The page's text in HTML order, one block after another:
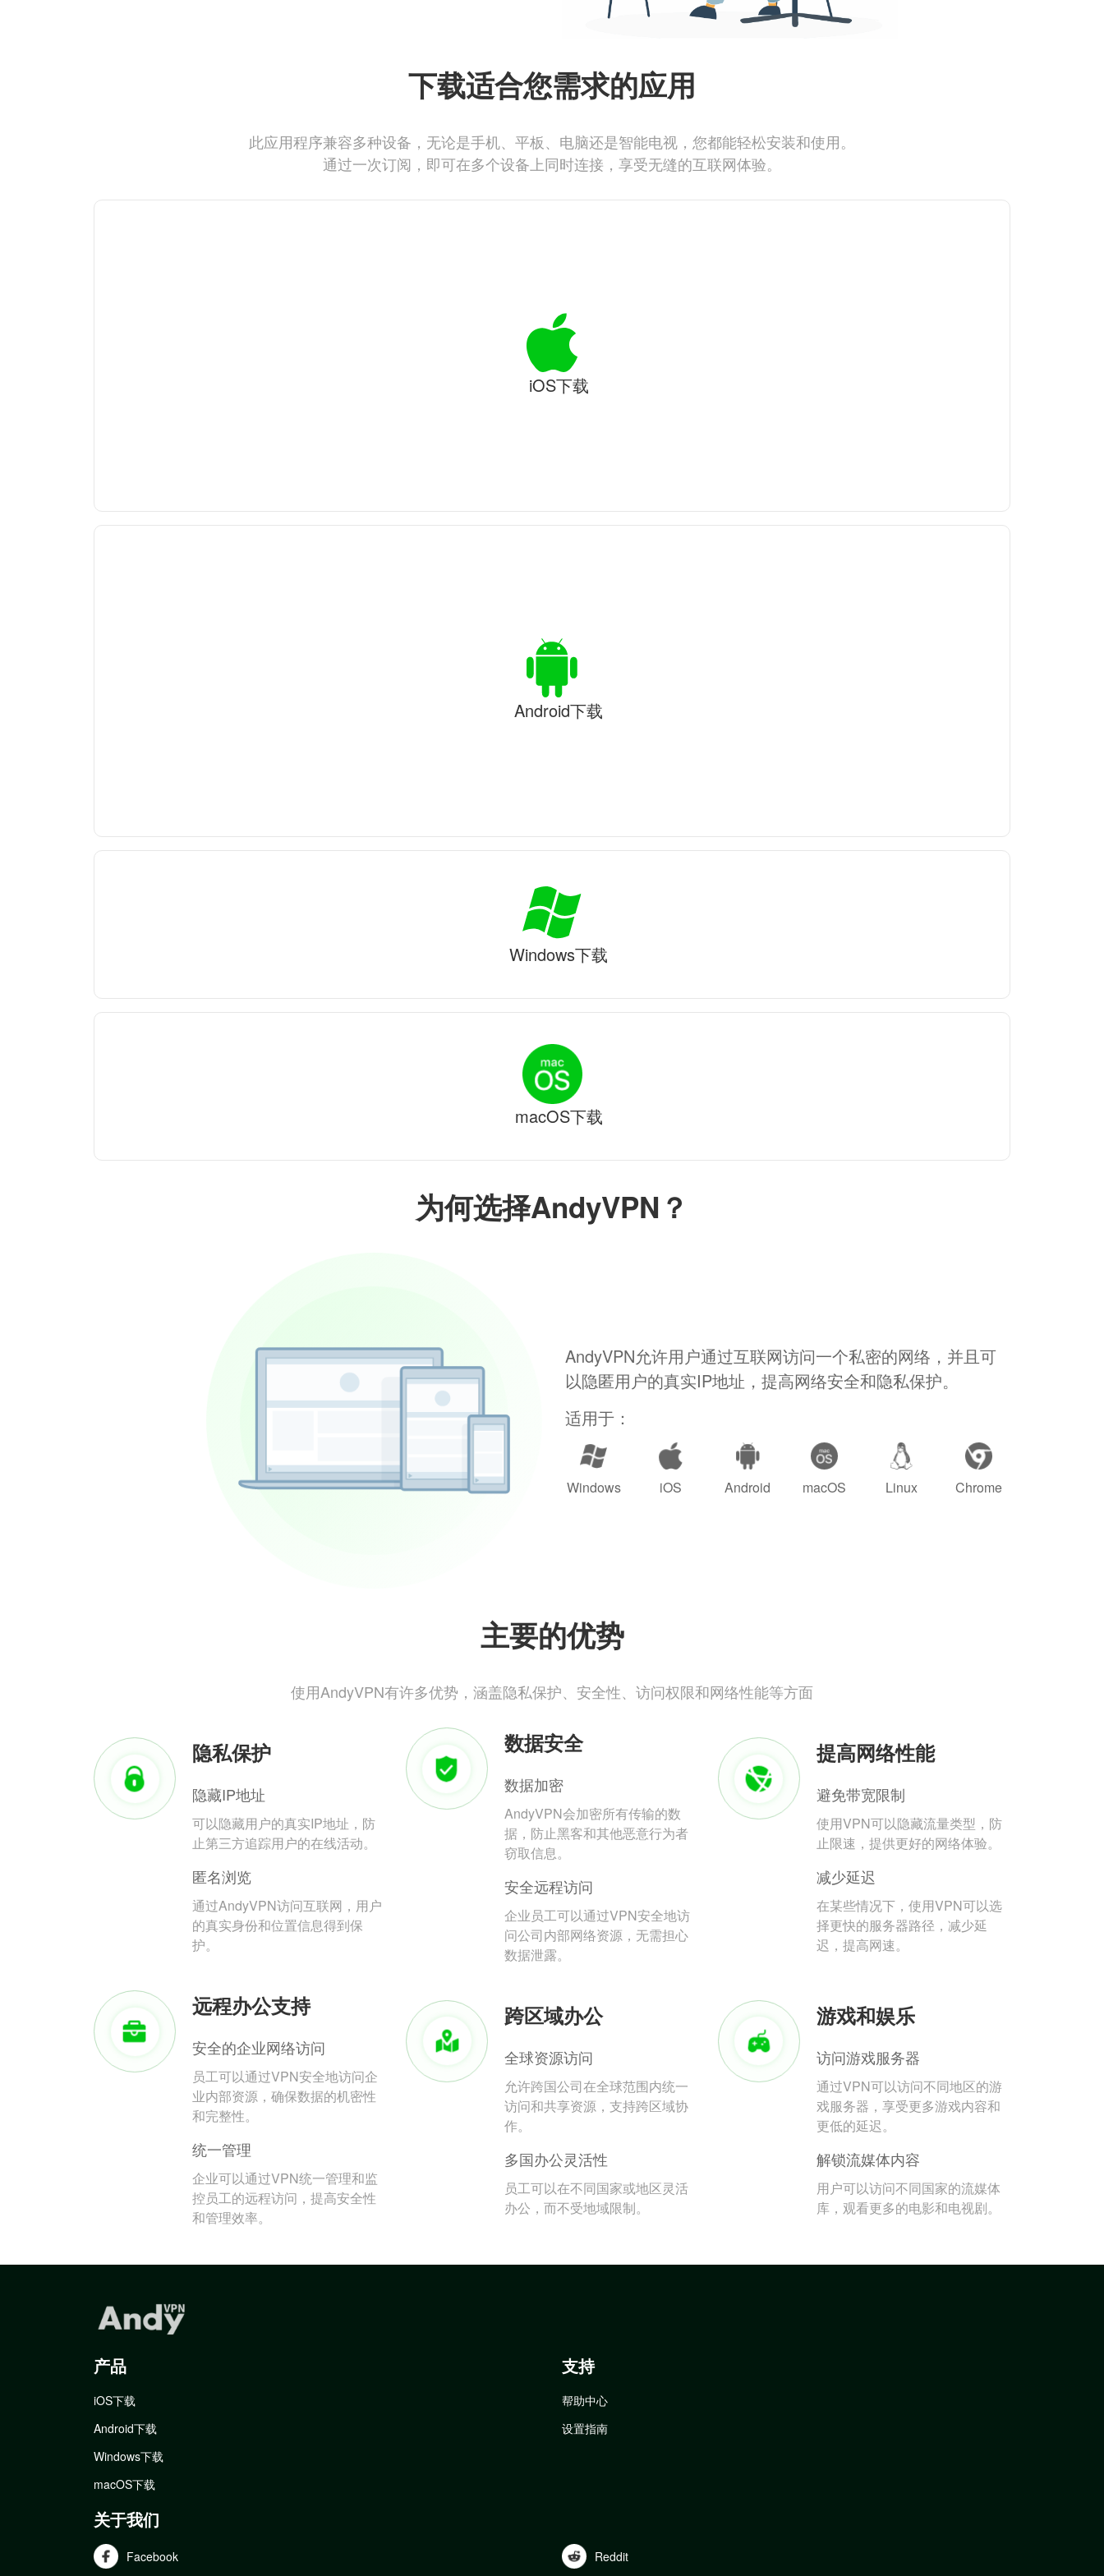
为何选择AndyVPN？
AndyVPN允许用户通过互联网访问一个私密的网络，并且可
以隐匿用户的真实IP地址，提高网络安全和隐私保护。
适用于：
Windows iOS Android macOS Linux Chrome
主要的优势
使用AndyVPN有许多优势，涵盖隐私保护、安全性、访问权限和网络性能等方面
隐私保护
隐藏IP地址
可以隐藏用户的真实IP地址，防
止第三方追踪用户的在线活动。
匿名浏览
通过AndyVPN访问互联网，用户
的真实身份和位置信息得到保
护。
数据安全
数据加密
AndyVPN会加密所有传输的数
据，防止黑客和其他恶意行为者
窃取信息。
安全远程访问
企业员工可以通过VPN安全地访
问公司内部网络资源，无需担心
数据泄露。
提高网络性能
避免带宽限制
使用VPN可以隐藏流量类型，防
止限速，提供更好的网络体验。
减少延迟
在某些情况下，使用VPN可以选
择更快的服务器路径，减少延
迟，提高网速。
远程办公支持
安全的企业网络访问
员工可以通过VPN安全地访问企
业内部资源，确保数据的机密性
和完整性。
统一管理
企业可以通过VPN统一管理和监
控员工的远程访问，提高安全性
和管理效率。
跨区域办公
全球资源访问
允许跨国公司在全球范围内统一
访问和共享资源，支持跨区域协
作。
多国办公灵活性
员工可以在不同国家或地区灵活
办公，而不受地域限制。
游戏和娱乐
访问游戏服务器
通过VPN可以访问不同地区的游
戏服务器，享受更多游戏内容和
更低的延迟。
解锁流媒体内容
用户可以访问不同国家的流媒体
库，观看更多的电影和电视剧。
下载适合您需求的应用
此应用程序兼容多种设备，无论是手机、平板、电脑还是智能电视，您都能轻松安装和使用。
通过一次订阅，即可在多个设备上同时连接，享受无缝的互联网体验。
iOS下载
Android下载
Windows下载
macOS下载
产品
iOS下载
Android下载
Windows下载
macOS下载
支持
帮助中心
设置指南
关于我们
Facebook Reddit